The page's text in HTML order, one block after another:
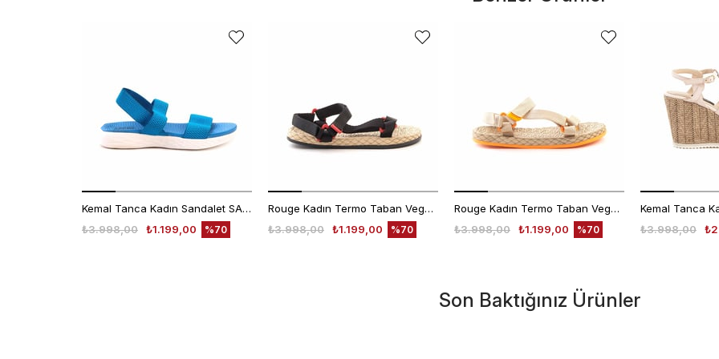
Kemal Tanca Kadın Sandalet SANDALET
₺1.199,00
₺3.998,00 %70
Rouge Kadın Termo Taban Vegan Cırt Bantlı Siyah Sandalet 1001
₺1.199,00
₺3.998,00 %70
Rouge Kadın Termo Taban Vegan Cırt Bantlı Bej Sandalet 1001
₺1.199,00
₺3.998,00 %70 ₺3.998,00
Son Baktığınız Ürünler